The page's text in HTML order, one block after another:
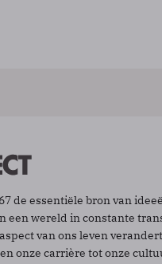
de essentiële bron van
een wereld in constante
van ons leven
onze carrière tot onze